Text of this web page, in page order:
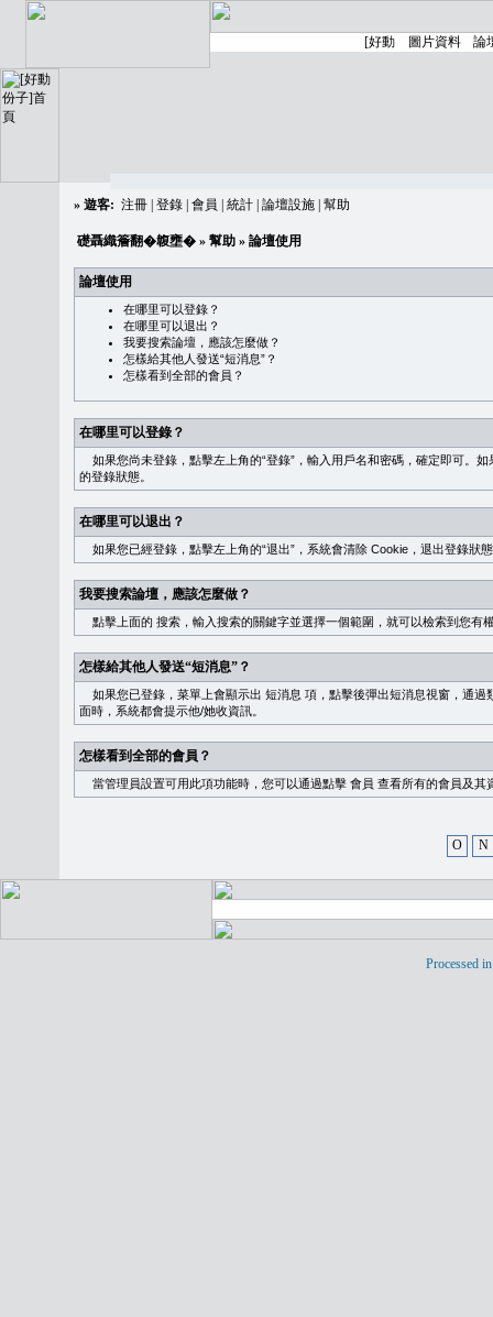
» 遊客: 注冊 登錄 會員 統計 論壇設施 幫助
礎聶織簷翻�䪖壅� » 幫助 » 論壇使用
論壇使用
在哪里可以登錄？
在哪里可以退出？
我要搜索論壇，應該怎麼做？
怎樣給其他人發送“短消息”？
怎樣看到全部的會員？
在哪里可以登錄？
如果您尚未登錄，點擊左上角的“登錄”，輸入用戶名和密碼，確定即可。
的登錄狀態。
在哪里可以退出？
如果您已經登錄，點擊左上角的“退出”，系統會清除 Cookie，退出登錄狀
我要搜索論壇，應該怎麼做？
點擊上面的 搜索 ，輸入搜索的關鍵字並選擇一個範圍，就可以檢索到您有
怎樣給其他人發送“短消息”？
如果您已登錄，菜單上會顯示出 短消息 項，點擊後彈出短消息視窗，通過
面時，系統都會提示他/她收資訊。
怎樣看到全部的會員？
當管理員設置可用此項功能時，您可以通過點擊 會員 查看所有的會員及其
O N
Processed